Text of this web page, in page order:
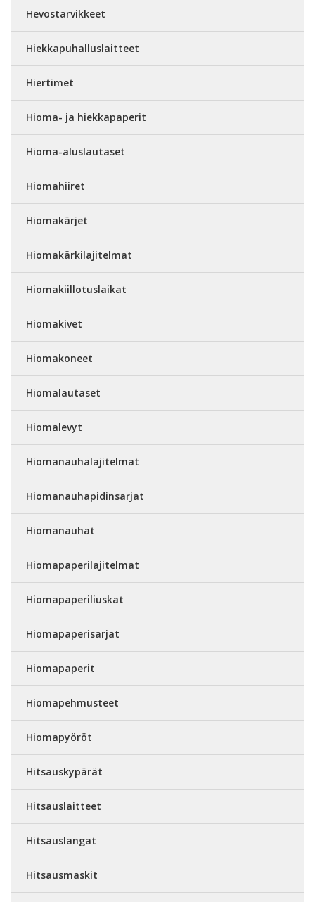
Hevostarvikkeet
Hiekkapuhalluslaitteet
Hiertimet
Hioma- ja hiekkapaperit
Hioma-aluslautaset
Hiomahiiret
Hiomakärjet
Hiomakärkilajitelmat
Hiomakiillotuslaikat
Hiomakivet
Hiomakoneet
Hiomalautaset
Hiomalevyt
Hiomanauhalajitelmat
Hiomanauhapidinsarjat
Hiomanauhat
Hiomapaperilajitelmat
Hiomapaperiliuskat
Hiomapaperisarjat
Hiomapaperit
Hiomapehmusteet
Hiomapyöröt
Hitsauskypärät
Hitsauslaitteet
Hitsauslangat
Hitsausmaskit